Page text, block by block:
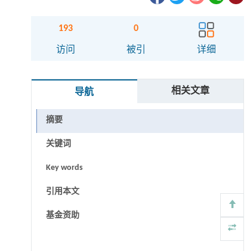
193
访问
0
被引 详细
导航 相关文章
摘要
关键词
Key words
引用本文
基金资助